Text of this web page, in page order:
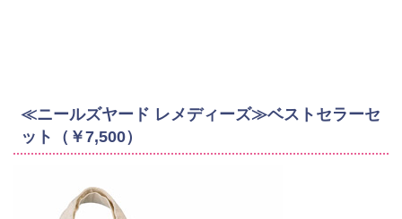
≪ニールズヤード レメディーズ≫ベストセラーセ
ット（￥7,500）